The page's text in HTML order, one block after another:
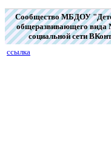
Сообщество МБДОУ
общеразвивающего
социальной сети
ссылка